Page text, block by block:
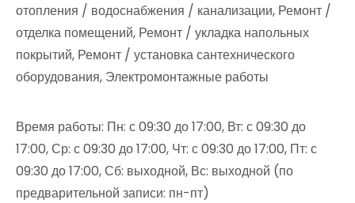
отопления / водоснабжения / канализации, Ремонт /
отделка помещений, Ремонт / укладка напольных
покрытий, Ремонт / установка сантехнического
оборудования, Электромонтажные работы
Время работы: Пн: с 09:30 до 17:00, Вт: с 09:30 до
17:00, Ср: с 09:30 до 17:00, Чт: с 09:30 до 17:00, Пт: с
09:30 до 17:00, Сб: выходной, Вс: выходной (по
предварительной записи: пн-пт)